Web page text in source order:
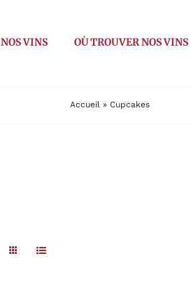
NOS VINS OÙ TROUVER NOS VINS
Accueil » Cupcakes